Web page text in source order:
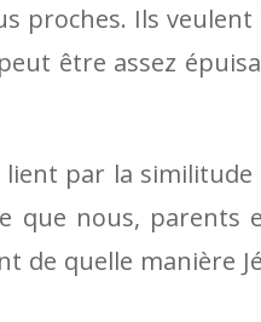
proches. Ils
être assez
par la similitude
que nous, parents
de quelle manière